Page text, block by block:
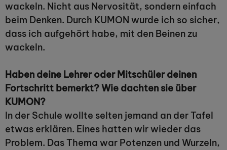
wackeln. Nicht aus Nervosität, sondern einfach
beim Denken. Durch KUMON wurde ich so sicher,
dass ich aufgehört habe, mit den Beinen zu
wackeln.
Haben deine Lehrer oder Mitschüler deinen
Fortschritt bemerkt? Wie dachten sie über
KUMON?
In der Schule wollte selten jemand an der Tafel
etwas erklären. Eines hatten wir wieder das
Problem. Das Thema war Potenzen und Wurzeln,